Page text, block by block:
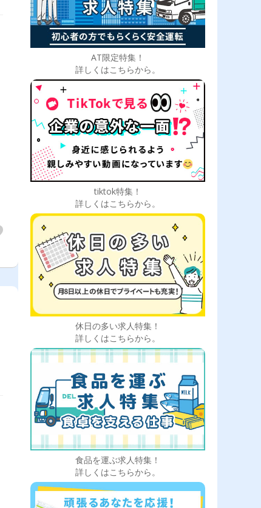
AT限定特集！
詳しくはこちらから。
tiktok特集！
詳しくはこちらから。
休日の多い求人特集！
詳しくはこちらから。
食品を運ぶ求人特集！
詳しくはこちらから。